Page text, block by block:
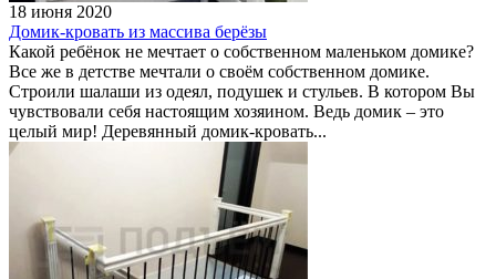
18 июня 2020
Домик-кровать из массива берёзы
Какой ребёнок не мечтает о собственном маленьком домике?
Все же в детстве мечтали о своём собственном домике.
Строили шалаши из одеял, подушек и стульев. В котором Вы
чувствовали себя настоящим хозяином. Ведь домик – это
целый мир! Деревянный домик-кровать...